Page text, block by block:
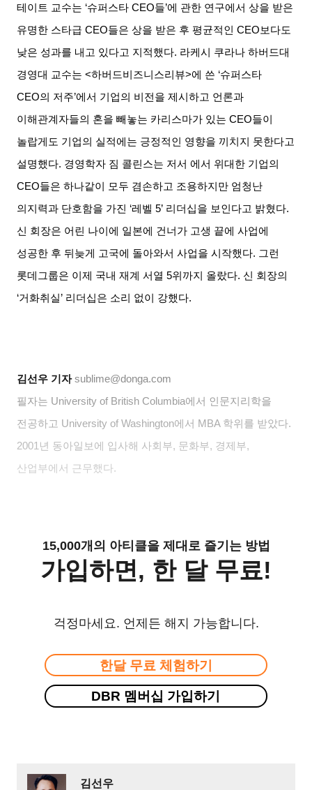
테이트 교수는 ‘슈퍼스타 CEO들’에 관한 연구에서 상을 받은
유명한 스타급 CEO들은 상을 받은 후 평균적인 CEO보다도
낮은 성과를 내고 있다고 지적했다. 라케시 쿠라나 하버드대
경영대 교수는 <하버드비즈니스리뷰>에 쓴 ‘슈퍼스타
CEO의 저주’에서 기업의 비전을 제시하고 언론과
이해관계자들의 혼을 빼놓는 카리스마가 있는 CEO들이
놀랍게도 기업의 실적에는 긍정적인 영향을 끼치지 못한다고
설명했다. 경영학자 짐 콜린스는 저서 에서 위대한 기업의
CEO들은 하나같이 모두 겸손하고 조용하지만 엄청난
의지력과 단호함을 가진
‘레벨 5’ 리더십을 보인다고 밝혔다.
신 회장은 어린 나이에 일본에 건너가 고생 끝에 사업에
성공한 후 뒤늦게 고국에 돌아와서 사업을 시작했다. 그런
롯데그룹은 이제 국내 재계 서열 5위까지 올랐다. 신 회장의
‘거화취실’ 리더십은 소리 없이 강했다.
김선우 기자 sublime@donga.com
필자는 University of British Columbia에서 인문지리학을
전공하고 University of Washington에서 MBA 학위를 받았다.
2001 년 동아일보에 입사해 사회부, 문화부, 경제부,
산업부에서 근무했다.
15,000개의 아티클을 제대로 즐기는 방법
가입하면, 한 달 무료!
걱정마세요. 언제든 해지 가능합니다.
한달 무료 체험하기
DBR 멤버십 가입하기
김선우